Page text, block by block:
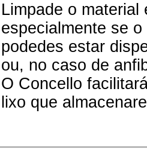
Limpade o
especialmente se
podedes estar
ou, no caso de
O Concello
lixo que